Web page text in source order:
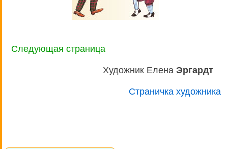
Следующая страница
Художник Елена Эргардт
Страничка художника